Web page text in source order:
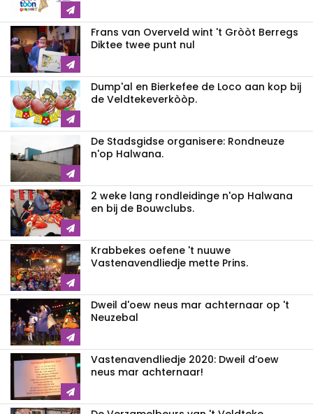
Frans van Overveld wint 't Gròòt Berregs
Diktee twee punt nul
Dump'al en Bierkefee de Loco aan kop bij
de Veldtekeverkòòp.
De Stadsgidse organisere: Rondneuze
n'op Halwana.
2 weke lang rondleidinge n'op Halwana
en bij de Bouwclubs.
Krabbekes oefene 't nuuwe
Vastenavendliedje mette Prins.
Dweil d'oew neus mar achternaar op 't
Neuzebal
Vastenavendliedje 2020: Dweil d’oew
neus mar achternaar!